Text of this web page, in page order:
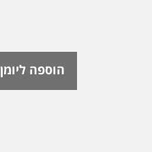
הוספה ליומן